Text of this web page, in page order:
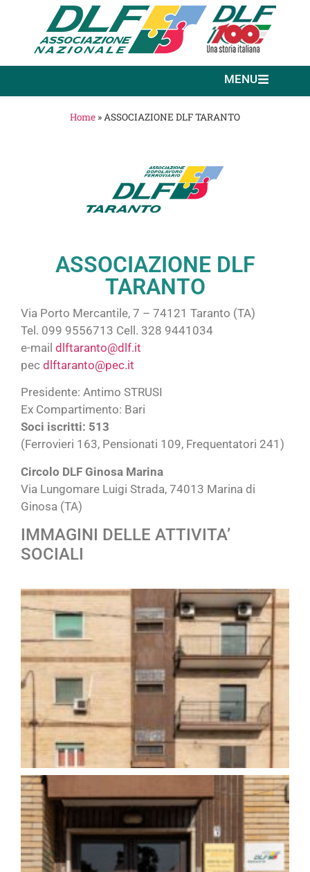
MENU
Home »ASSOCIAZIONE DLF TARANTO
ASSOCIAZIONE DLF
TARANTO
Via Porto Mercantile, 7 – 74121 Taranto (TA)
Tel. 099 9556713 Cell. 328 9441034
e-mail dlftaranto@dlf.it
pec dlftaranto@pec.it
Presidente: Antimo STRUSI
Ex Compartimento: Bari
Soci iscritti: 513
(Ferrovieri 163, Pensionati 109, Frequentatori 241)
Circolo DLF Ginosa Marina
Via Lungomare Luigi Strada, 74013 Marina di
Ginosa (TA)
IMMAGINI DELLE ATTIVITA’
SOCIALI